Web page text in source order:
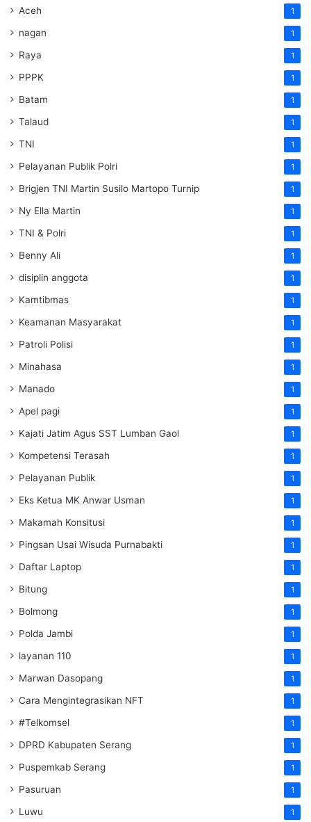
Aceh 1
nagan 1
Raya 1
PPPK 1
Batam 1
Talaud 1
TNI 1
Pelayanan Publik Polri 1
Brigjen TNI Martin Susilo Martopo Turnip 1
Ny Ella Martin 1
TNI & Polri 1
Benny Ali 1
disiplin anggota 1
Kamtibmas 1
Keamanan Masyarakat 1
Patroli Polisi 1
Minahasa 1
Manado 1
Apel pagi 1
Kajati Jatim Agus SST Lumban Gaol 1
Kompetensi Terasah 1
Pelayanan Publik 1
Eks Ketua MK Anwar Usman 1
Makamah Konsitusi 1
Pingsan Usai Wisuda Purnabakti 1
Daftar Laptop 1
Bitung 1
Bolmong 1
Polda Jambi 1
layanan 110 1
Marwan Dasopang 1
Cara Mengintegrasikan NFT 1
#Telkomsel 1
DPRD Kabupaten Serang 1
Puspemkab Serang 1
Pasuruan 1
Luwu 1